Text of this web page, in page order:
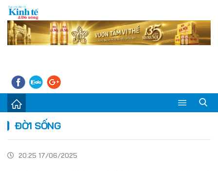
Sự kiện
Kinh tế - Tiêu dùng
Đời sống
ĐỜI SỐNG
20:25 17/06/2025